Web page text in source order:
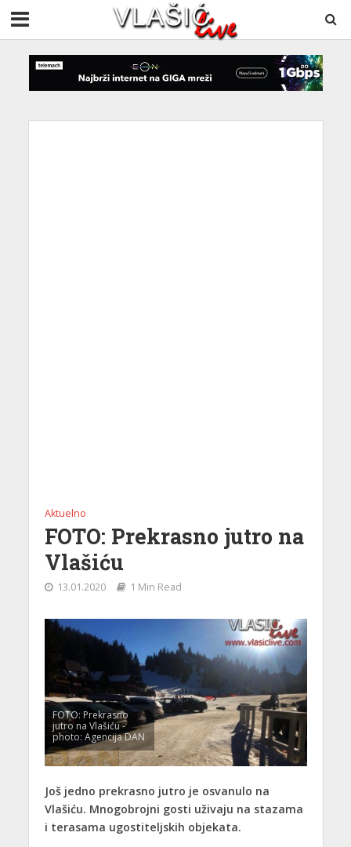
Aktuelno
FOTO: Prekrasno jutro na
Vlašiću
13.01.2020 1 Min Read
FOTO: Prekrasno
jutro na Vlašiću -
photo: Agencija DAN
Još jedno prekrasno jutro je osvanulo na
Vlašiću. Mnogobrojni gosti uživaju na stazama
i terasama ugostiteljskih objekata.